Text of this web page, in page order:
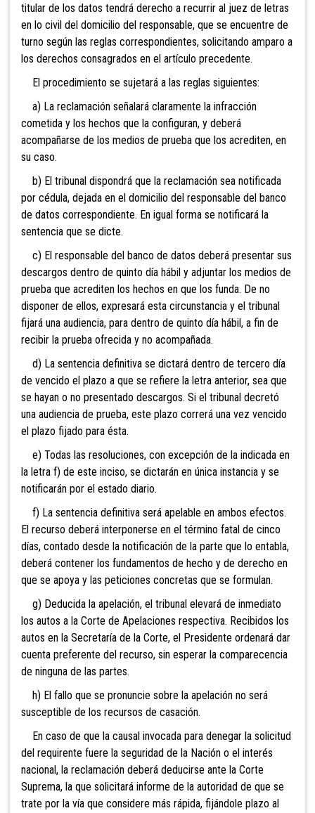
titular de los datos tendrá derecho a recurrir al juez de letras
en lo civil del domicilio del responsable, que se encuentre de
turno según las reglas correspondientes, solicitando amparo a
los derechos consagrados en el artículo precedente.
El procedimiento se sujetará a las reglas siguientes:
a) La reclamación señalará claramente la infracción
cometida y los hechos que la configuran, y deberá
acompañarse de los medios de prueba que los acrediten, en
su caso.
b) El tribunal dispondrá que la reclamación sea notificada
por cédula, dejada en el domicilio del responsable del banco
de datos correspondiente. En igual forma se notificará la
sentencia que se dicte.
c) El responsable del banco de datos deberá presentar sus
descargos dentro de quinto día hábil y adjuntar los medios de
prueba que acrediten los hechos en que los funda. De no
disponer de ellos, expresará esta circunstancia y el tribunal
fijará una audiencia, para dentro de quinto día hábil, a fin de
recibir la prueba ofrecida y no acompañada.
d) La sentencia definitiva se dictará dentro de tercero día
de vencido el plazo a que se refiere la letra anterior, sea que
se hayan o no presentado descargos. Si el tribunal decretó
una audiencia de prueba, este plazo correrá una vez vencido
el plazo fijado para ésta.
e) Todas las resoluciones, con excepción de la indicada en
la letra f) de este inciso, se dictarán en única instancia y se
notificarán por el estado diario.
f) La sentencia definitiva será apelable en ambos efectos.
El recurso deberá interponerse en el término fatal de cinco
días, contado desde la notificación de la parte que lo entabla,
deberá contener los fundamentos de hecho y de derecho en
que se apoya y las peticiones concretas que se formulan.
g) Deducida la apelación, el tribunal elevará de inmediato
los autos a la Corte de Apelaciones respectiva. Recibidos los
autos en la Secretaría de la Corte, el Presidente ordenará dar
cuenta preferente del recurso, sin esperar la comparecencia
de ninguna de las partes.
h) El fallo que se pronuncie sobre la apelación no será
susceptible de los recursos de casación.
En caso de que la causal invocada para denegar la solicitud
del requirente fuere la seguridad de la Nación o el interés
nacional, la reclamación deberá deducirse ante la Corte
Suprema, la que solicitará informe de la autoridad de que se
trate por la vía que considere más rápida, fijándole plazo al